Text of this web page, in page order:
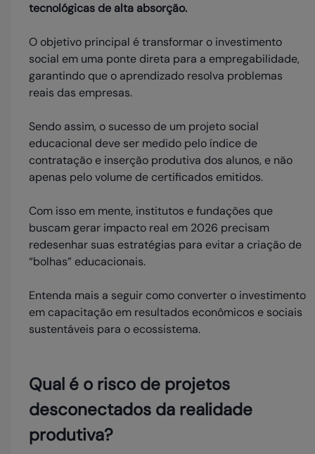
tecnológicas de alta absorção.
O objetivo principal é transformar o investimento
social em uma ponte direta para a empregabilidade,
garantindo que o aprendizado resolva problemas
reais das empresas.
Sendo assim, o sucesso de um projeto social
educacional deve ser medido pelo índice de
contratação e inserção produtiva dos alunos, e não
apenas pelo volume de certificados emitidos.
Com isso em mente, institutos e fundações que
buscam gerar impacto real em 2026 precisam
redesenhar suas estratégias para evitar a criação de
“bolhas” educacionais.
Entenda mais a seguir como converter o investimento
em capacitação em resultados econômicos e sociais
sustentáveis para o ecossistema.
Qual é o risco de projetos
desconectados da realidade
produtiva?